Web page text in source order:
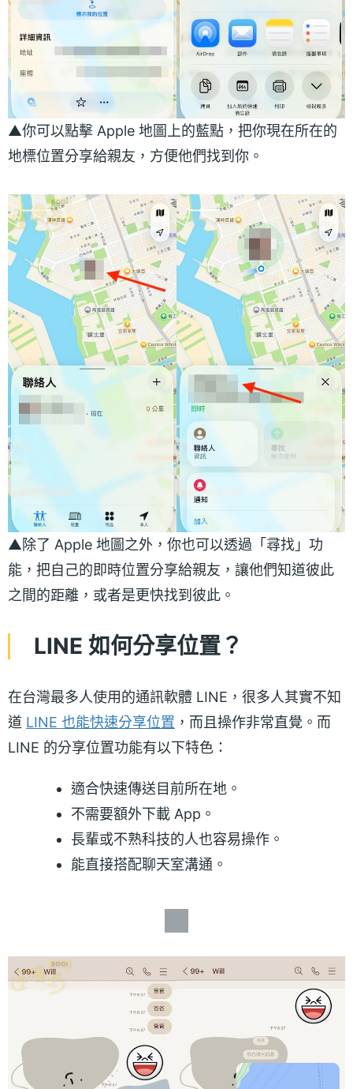
▲你可以點擊 Apple 地圖上的藍點，把你現在所在的
地標位置分享給親友，方便他們找到你。
▲除了 Apple 地圖之外，你也可以透過「尋找」功
能，把自己的即時位置分享給親友，讓他們知道彼此
之間的距離，或者是更快找到彼此。
LINE 如何分享位置？
在台灣最多人使用的通訊軟體 LINE，很多人其實不知
道 LINE 也能快速分享位置 ，而且操作非常直覺。而
LINE 的分享位置功能有以下特色：
適合快速傳送目前所在地。
不需要額外下載 App。
長輩或不熟科技的人也容易操作。
能直接搭配聊天室溝通。